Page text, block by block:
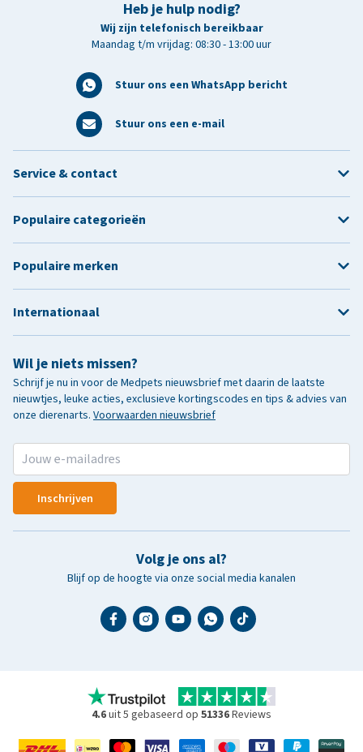
Heb je hulp nodig?
Wij zijn telefonisch bereikbaar
Maandag t/m vrijdag: 08:30 - 13:00 uur
Stuur ons een WhatsApp bericht
Stuur ons een e-mail
Wil je niets missen?
Schrijf je nu in voor de Medpets nieuwsbrief met daarin de laatste
nieuwtjes, leuke acties, exclusieve kortingscodes en tips & advies van
onze dierenarts. Voorwaarden nieuwsbrief
Inschrijven
Volg je ons al?
Blijf op de hoogte via onze social media kanalen
Service & contact
Populaire categorieën
Populaire merken
Internationaal
4.6uit 5 gebaseerd op 51336Reviews